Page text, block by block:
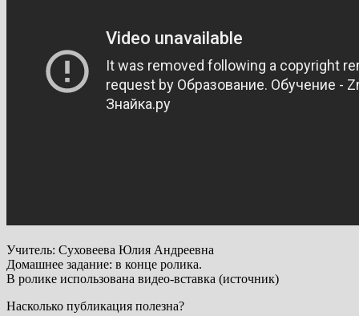
Учитель: Суховеева Юлия Андреевна
Домашнее задание: в конце ролика.
В ролике использована видео-вставка (источник)
Насколько публикация полезна?